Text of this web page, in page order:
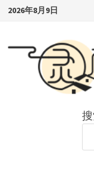
Skip2026年8月9日